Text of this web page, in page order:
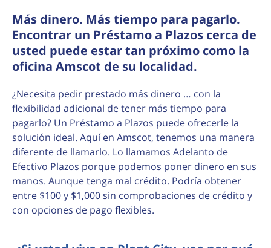
Más dinero. Más tiempo para pagarlo.
Encontrar un Préstamo a Plazos cerca de
usted puede estar tan próximo como la
oficina Amscot de su localidad.
¿Necesita pedir prestado más dinero … con la
flexibilidad adicional de tener más tiempo para
pagarlo? Un Préstamo a Plazos puede ofrecerle la
solución ideal. Aquí en Amscot, tenemos una manera
diferente de llamarlo. Lo llamamos Adelanto de
Efectivo Plazos porque podemos poner dinero en sus
manos. Aunque tenga mal crédito. Podría obtener
entre $100 y $1,000 sin comprobaciones de crédito y
con opciones de pago flexibles.